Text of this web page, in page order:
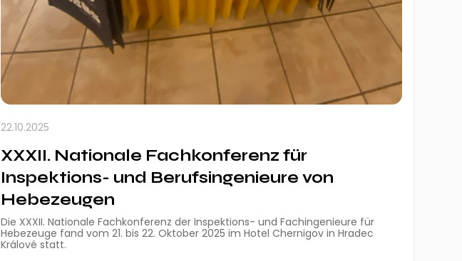
22.10.2025
XXXII. Nationale Fachkonferenz für
Inspektions- und Berufsingenieure von
Hebezeugen
Die XXXII. Nationale Fachkonferenz der Inspektions- und Fachingenieure für
Hebezeuge fand vom 21. bis 22. Oktober 2025 im Hotel Chernigov in Hradec
Králové statt.